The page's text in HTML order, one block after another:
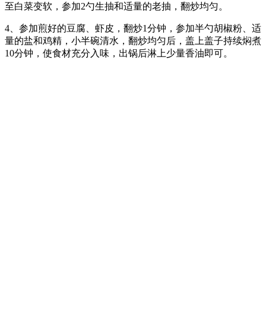
至白菜变软，参加2勺生抽和适量的老抽，翻炒均匀。
4、参加煎好的豆腐、虾皮，翻炒1分钟，参加半勺胡椒粉、适
量的盐和鸡精，小半碗清水，翻炒均匀后，盖上盖子持续焖煮
10分钟，使食材充分入味，出锅后淋上少量香油即可。